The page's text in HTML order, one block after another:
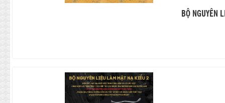
BỘ NGUYÊN